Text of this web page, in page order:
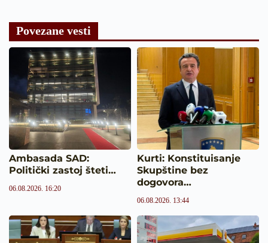
Povezane vesti
Ambasada SAD:
Politički zastoj šteti…
06.08.2026. 16:20
Kurti: Konstituisanje
Skupštine bez
dogovora…
06.08.2026. 13:44